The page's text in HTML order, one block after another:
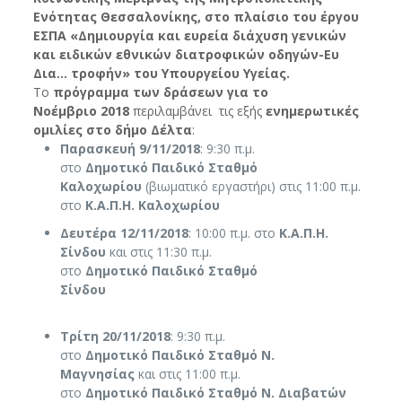
Ενότητας Θεσσαλονίκης, στο πλαίσιο του έργου
ΕΣΠΑ «Δημιουργία και ευρεία διάχυση γενικών
και ειδικών εθνικών διατροφικών οδηγών-Ευ
Δια… τροφήν»του Υπουργείου Υγείας.
Το πρόγραμμα των δράσεων για το
Νοέμβριο 2018περιλαμβάνει τις εξής ενημερωτικές
ομιλίες στο δήμο Δέλτα:
Παρασκευή 9/11/2018: 9:30 π.μ.
στο Δημοτικό Παιδικό Σταθμό
Καλοχωρίου (βιωματικό εργαστήρι) στις 11:00 π.μ.
στο Κ.Α.Π.Η. Καλοχωρίου
Δευτέρα 12/11/2018: 10:00 π.μ. στο Κ.Α.Π.Η.
Σίνδου και στις 11:30 π.μ.
στο Δημοτικό Παιδικό Σταθμό
Τρίτη 20/11/2018: 9:30 π.μ.
στο Δημοτικό Παιδικό Σταθμό Ν.
Μαγνησίαςκαι στις 11:00 π.μ.
στο Δημοτικό Παιδικό Σταθμό Ν. Διαβατών